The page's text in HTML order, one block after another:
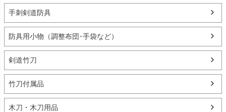
手刺剣道防具
防具用小物（調整布団･手袋など）
剣道竹刀
竹刀付属品
木刀・木刀用品